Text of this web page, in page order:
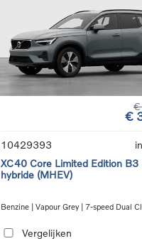
€
€
10429393
XC40 Core Limited Edition B3
hybride (MHEV)
Benzine | Vapour Grey | 7-speed Dual
Vergelijken